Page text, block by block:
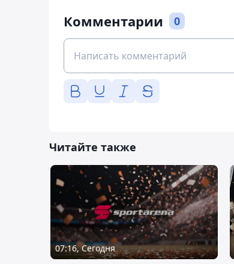
Комментарии 0
Читайте также
07:16, Сегодня